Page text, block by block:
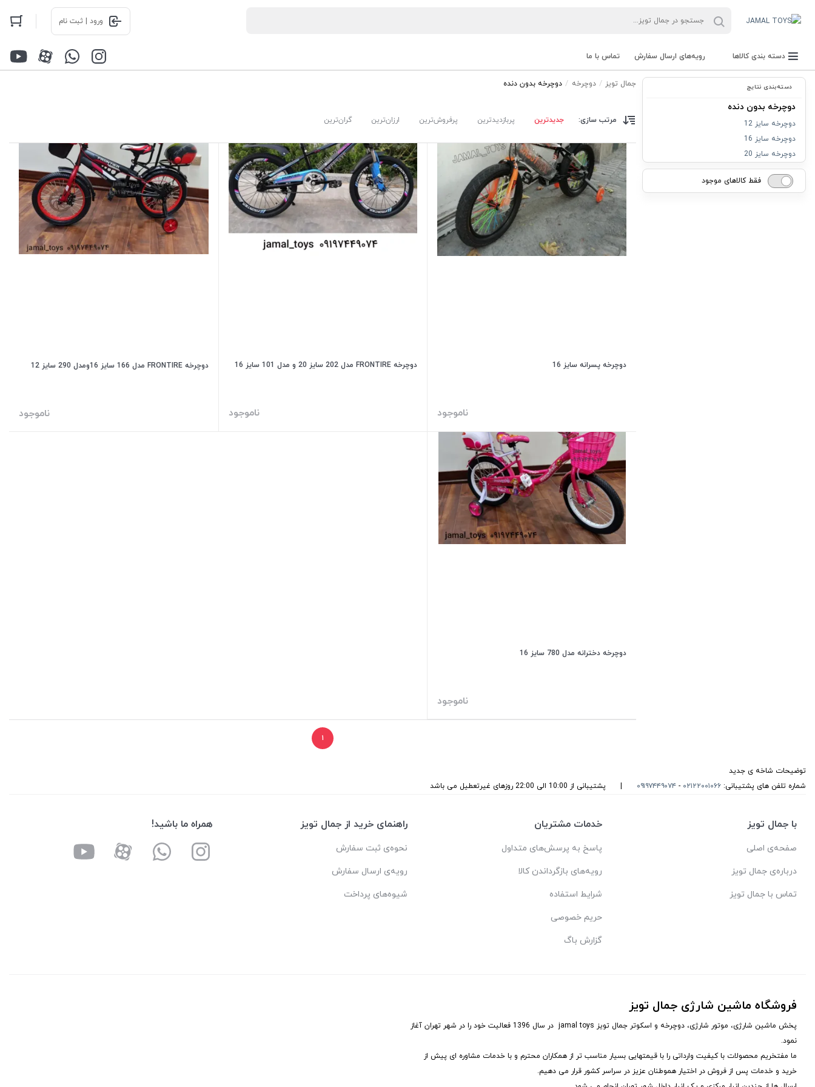
ورود | ثبت نام
دسته بندی کالاها رویه‌های ارسال سفارش تماس با ما
جمال تویز دوچرخه دوچرخه بدون دنده
مرتب سازی: جدیدترین پربازدیدترین پرفروش‌ترین ارزان‌ترین گران‌ترین
دوچرخه پسرانه سایز 16
ناموجود
دوچرخه FRONTIRE مدل 202 سایز 20 و مدل 101 سایز 16
ناموجود
دوچرخه FRONTIRE مدل 166 سایز 16ومدل 290 سایز 12
ناموجود
دوچرخه دخترانه مدل 780 سایز 16
ناموجود
۱
دسته‌بندی نتایج
دوچرخه بدون دنده
دوچرخه سایز 12
دوچرخه سایز 16
دوچرخه سایز 20
فقط کالاهای موجود
توضیحات شاخه ی جدید
شماره تلفن های پشتیبانی: ۰۲۱۲۲۰۰۱۰۶۶ - ۰۹۱۹۷۴۴۹۰۷۴ پشتیبانی از 10:00 الی 22:00 روزهای غیرتعطیل می باشد
با جمال تویز
صفحه‌ی اصلی
درباره‌ی جمال تویز
تماس با جمال تویز
خدمات مشتریان
پاسخ به پرسش‌های متداول
رویه‌های بازگرداندن کالا
شرایط استفاده
حریم خصوصی
گزارش باگ
راهنمای خرید از جمال تویز
نحوه‌ی ثبت سفارش
رویه‌ی ارسال سفارش
شیوه‌های پرداخت
همراه ما باشید!
فروشگاه ماشین شارژی جمال تویز
پخش ماشین شارژی، موتور شارژی، دوچرخه و اسکوتر جمال تویز jamal toys در سال 1396 فعالیت خود را در شهر تهران آغاز
نمود.
ما مفتخریم محصولات با کیفیت وارداتی را با قیمتهایی بسیار مناسب تر از همکاران محترم و با خدمات مشاوره ای پیش از
خرید و خدمات پس از فروش در اختیار هموطنان عزیز در سراسر کشور قرار می دهیم.